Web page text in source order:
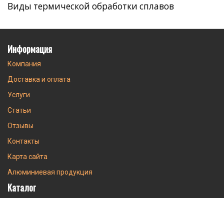
Виды термической обработки сплавов
Информация
Компания
Доставка и оплата
Услуги
Статьи
Отзывы
Контакты
Карта сайта
Алюминиевая продукция
Каталог